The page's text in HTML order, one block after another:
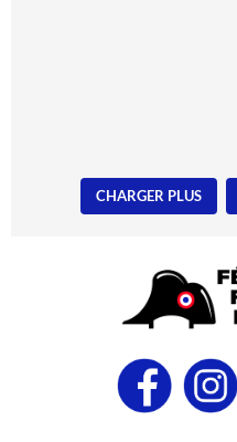
CHARGER PLUS